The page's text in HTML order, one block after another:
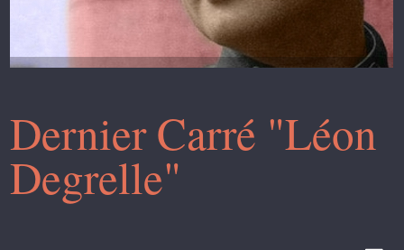
Dernier Carré "Léon
Degrelle"